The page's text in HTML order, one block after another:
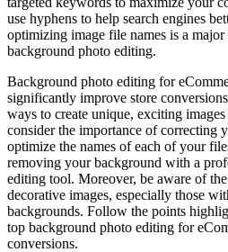
use hyphens to help search engines
optimizing image file names is a
background photo editing.
Background photo editing for
significantly improve store
ways to create unique, exciting
consider the importance of correcting
optimize the names of each of your
removing your background with a
editing tool. Moreover, be aware of
decorative images, especially those
backgrounds. Follow the points
top background photo editing for
conversions.